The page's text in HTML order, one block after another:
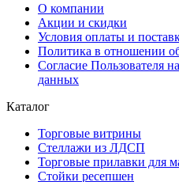
О компании
Акции и скидки
Условия оплаты и
Политика в отношении
Согласие Пользователя
данных
Каталог
Торговые витрины
Стеллажи из ЛДСП
Торговые прилавки для
Стойки ресепшен